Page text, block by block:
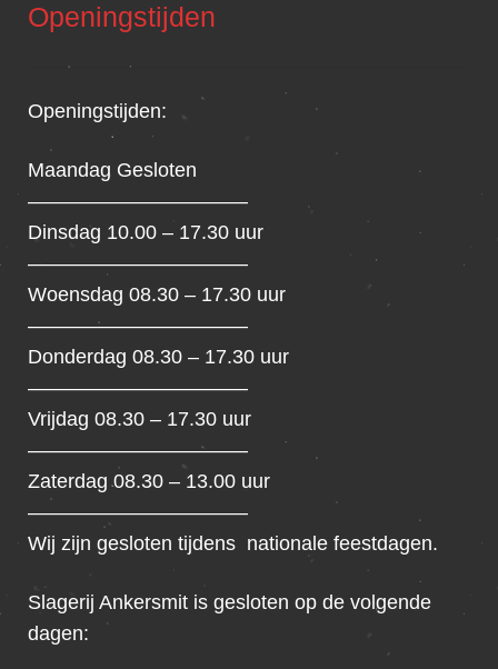
Openingstijden
Openingstijden:
Maandag Gesloten
———————————
Dinsdag 10.00 – 17.30 uur
———————————
Woensdag 08.30 – 17.30 uur
———————————
Donderdag 08.30 – 17.30 uur
———————————
Vrijdag 08.30 – 17.30 uur
———————————
Zaterdag 08.30 – 13.00 uur
———————————
Wij zijn gesloten tijdens nationale feestdagen.
Slagerij Ankersmit is gesloten op de volgende
dagen: